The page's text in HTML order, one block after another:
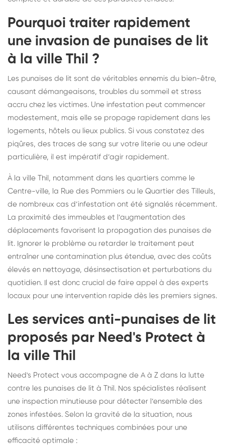
Pourquoi traiter rapidement
une invasion de punaises de lit
à la ville Thil ?
Les punaises de lit sont de véritables ennemis du bien-être,
causant démangeaisons, troubles du sommeil et stress
accru chez les victimes. Une infestation peut commencer
modestement, mais elle se propage rapidement dans les
logements, hôtels ou lieux publics. Si vous constatez des
piqûres, des traces de sang sur votre literie ou une odeur
particulière, il est impératif d’agir rapidement.
À la ville Thil, notamment dans les quartiers comme le
Centre-ville, la Rue des Pommiers ou le Quartier des Tilleuls,
de nombreux cas d’infestation ont été signalés récemment.
La proximité des immeubles et l’augmentation des
déplacements favorisent la propagation des punaises de
lit. Ignorer le problème ou retarder le traitement peut
entraîner une contamination plus étendue, avec des coûts
élevés en nettoyage, désinsectisation et perturbations du
quotidien. Il est donc crucial de faire appel à des experts
locaux pour une intervention rapide dès les premiers signes.
Les services anti-punaises de lit
proposés par Need's Protect à
la ville Thil
Need's Protect vous accompagne de A à Z dans la lutte
contre les punaises de lit à Thil. Nos spécialistes réalisent
une inspection minutieuse pour détecter l’ensemble des
zones infestées. Selon la gravité de la situation, nous
utilisons différentes techniques combinées pour une
efficacité optimale :